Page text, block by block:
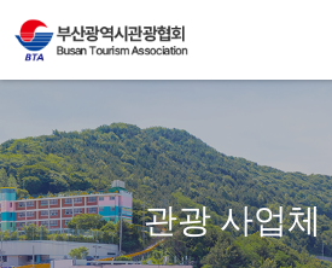
관광 사업체